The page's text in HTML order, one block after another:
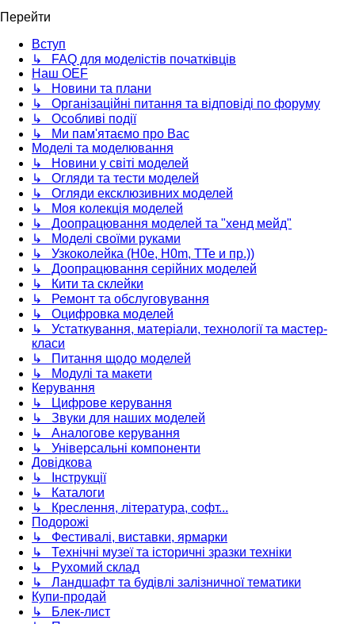
Перейти
Вступ
↳ FAQ для моделістів початківців
Наш OEF
↳ Новини та плани
↳ Організаційні питання та відповіді по форуму
↳ Особливі події
↳ Ми пам'ятаємо про Вас
Моделі та моделювання
↳ Новини у світі моделей
↳ Огляди та тести моделей
↳ Огляди ексклюзивних моделей
↳ Моя колекція моделей
↳ Доопрацювання моделей та "хенд мейд"
↳ Моделі своїми руками
↳ Узкоколейка (H0e, H0m, TTe и пр.))
↳ Доопрацювання серійних моделей
↳ Кити та склейки
↳ Ремонт та обслуговування
↳ Оцифровка моделей
↳ Устаткування, матеріали, технології та мастер-
класи
↳ Питання щодо моделей
↳ Модулі та макети
Керування
↳ Цифрове керування
↳ Звуки для наших моделей
↳ Аналогове керування
↳ Універсальні компоненти
Довідкова
↳ Інструкції
↳ Каталоги
↳ Креслення, література, софт...
Подорожі
↳ Фестивалі, виставки, ярмарки
↳ Технічні музеї та історичні зразки техніки
↳ Рухомий склад
↳ Ландшафт та будівлі залізничної тематики
Купи-продай
↳ Блек-лист